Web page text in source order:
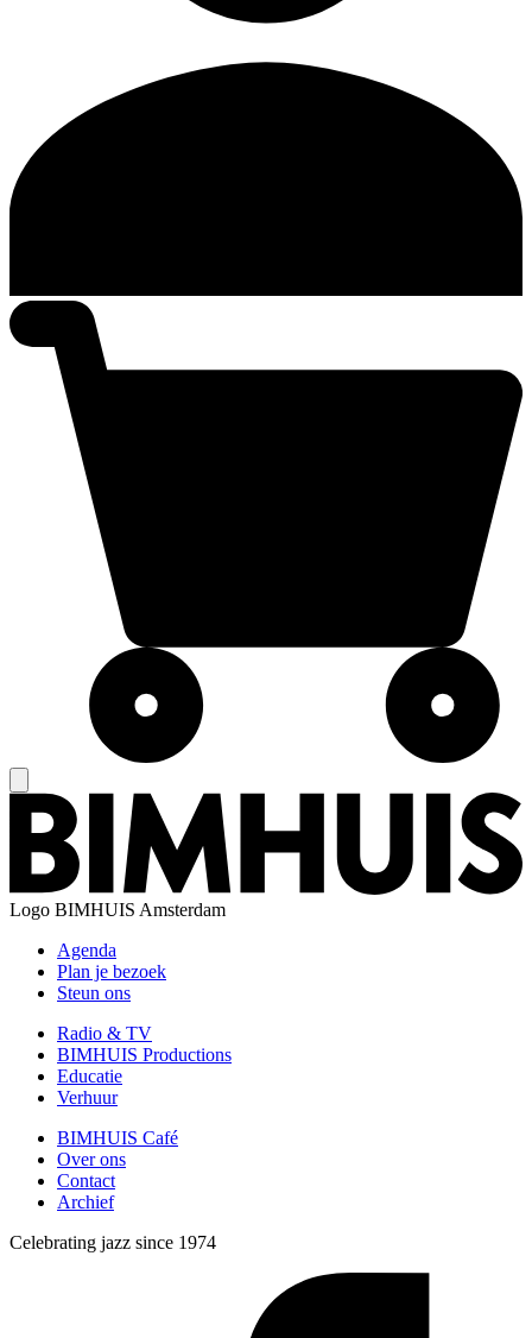
Logo BIMHUIS Amsterdam
Agenda
Plan je bezoek
Steun ons
Radio & TV
BIMHUIS Productions
Educatie
Verhuur
BIMHUIS Café
Over ons
Contact
Archief
Celebrating jazz since 1974